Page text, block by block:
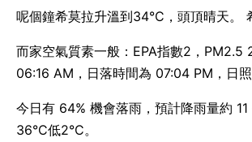
呢個鐘希莫拉升溫到34°C，頭頂晴天。
而家空氣質素一般：EPA指數2，PM2.5
06:16 AM，日落時間為 07:04 PM，日
今日有 64% 機會落雨，預計降雨量約
36°C低2°C。